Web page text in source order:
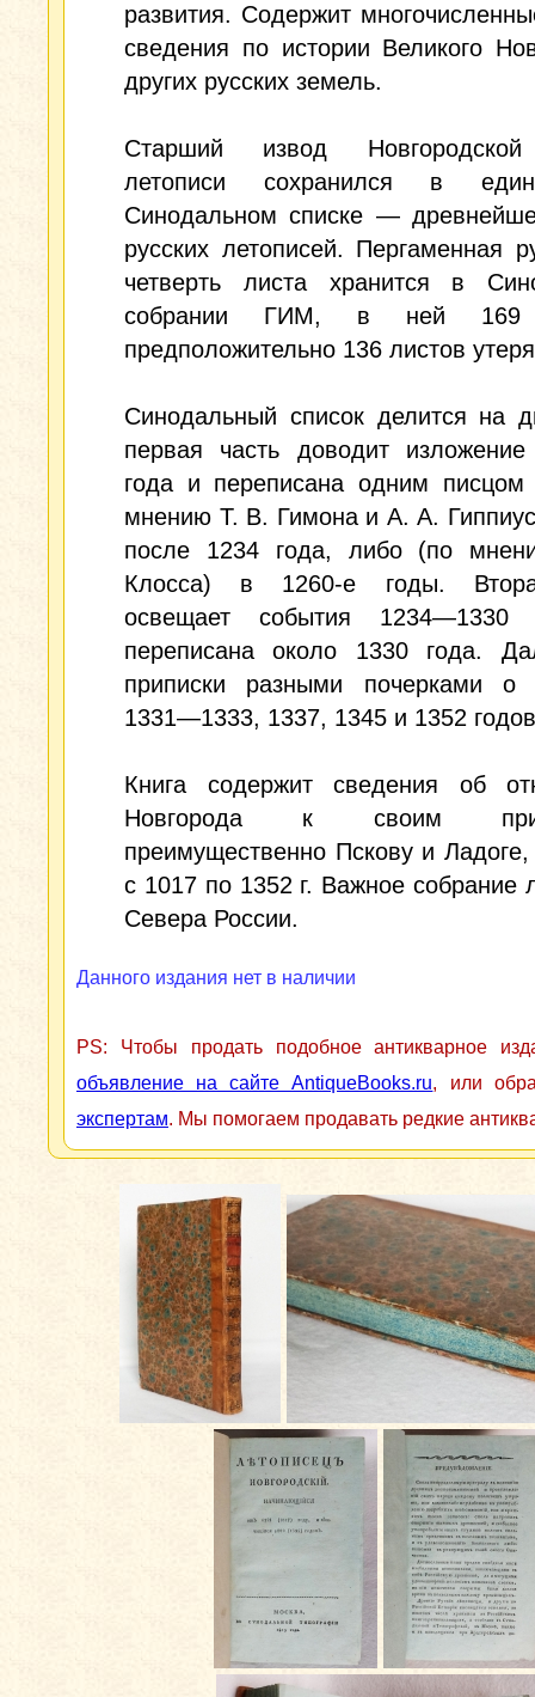
развития. Содержит
сведения по истории Великого
других русских земель.
Старший извод
летописи сохранился в
Синодальном списке —
русских летописей. Пергаменная
четверть листа хранится в
собрании ГИМ, в ней 169
предположительно 136 листов
Синодальный список делится на
первая часть доводит
года и переписана одним
мнению Т. В. Гимона и А. А.
после 1234 года, либо (по
Клосса) в 1260-е годы.
освещает события 1234—1330
переписана около 1330 года.
приписки разными почерками о
1331—1333, 1337, 1345 и 1352
Книга содержит сведения об
Новгорода к своим
преимущественно Пскову и
с 1017 по 1352 г. Важное собрание
Севера России.
Данного издания нет в наличии
PS: Чтобы продать подобное антикварное
объявление на сайте AntiqueBooks.ru, или
экспертам. Мы помогаем продавать редкие